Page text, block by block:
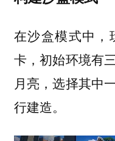
在沙盒模式中，
卡，初始环境有
月亮，选择其中
行建造。